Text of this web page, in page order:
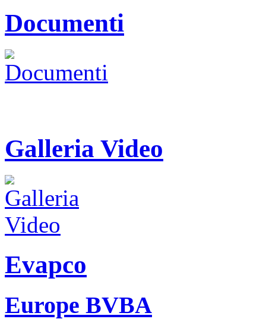
Documenti
Galleria Video
Evapco
Europe BVBA